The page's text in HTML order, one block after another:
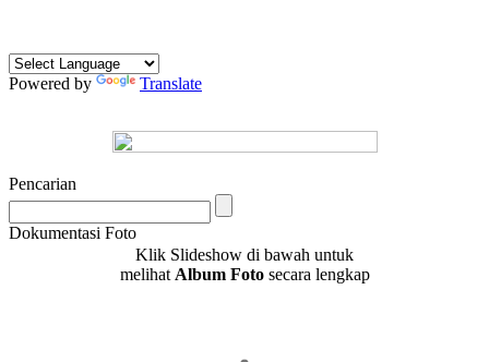
Powered by Translate
Pencarian
Dokumentasi Foto
Klik Slideshow di bawah untuk
melihat Album Fotosecara lengkap